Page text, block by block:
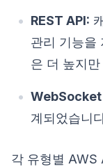
REST API:
관리 기능을
은 더 높지
WebSocket
계되었습니
각 유형별 AWS